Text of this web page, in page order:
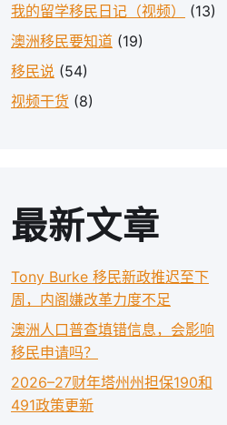
我的留学移民日记（视频）
(13)
澳洲移民要知道 (19)
移民说 (54)
视频干货 (8)
最新文章
Tony Burke 移民新政推迟至下
周，内阁嫌改革力度不足
澳洲人口普查填错信息，会影响
移民申请吗？
2026–27财年塔州州担保190和
491政策更新